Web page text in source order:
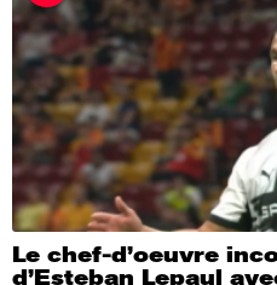
Le chef-d’oeuvre
d’Esteban Lepaul